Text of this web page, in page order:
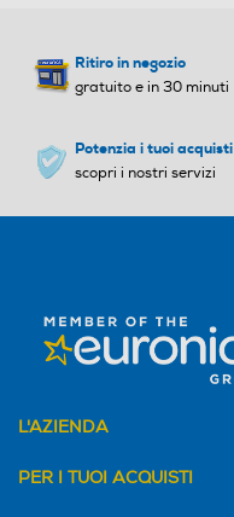
Ritiro in negozio
gratuito e in 30 minuti
Potenzia i tuoi acquisti
scopri i nostri servizi
L'AZIENDA
PER I TUOI ACQUISTI